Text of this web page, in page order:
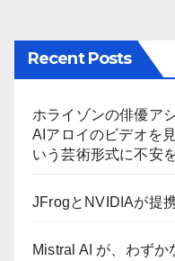
Recent Posts
ホライゾンの俳優ア
AIアロイのビデオを
いう芸術形式に不安
JFrogとNVIDIAが提
Mistral AI が、わず